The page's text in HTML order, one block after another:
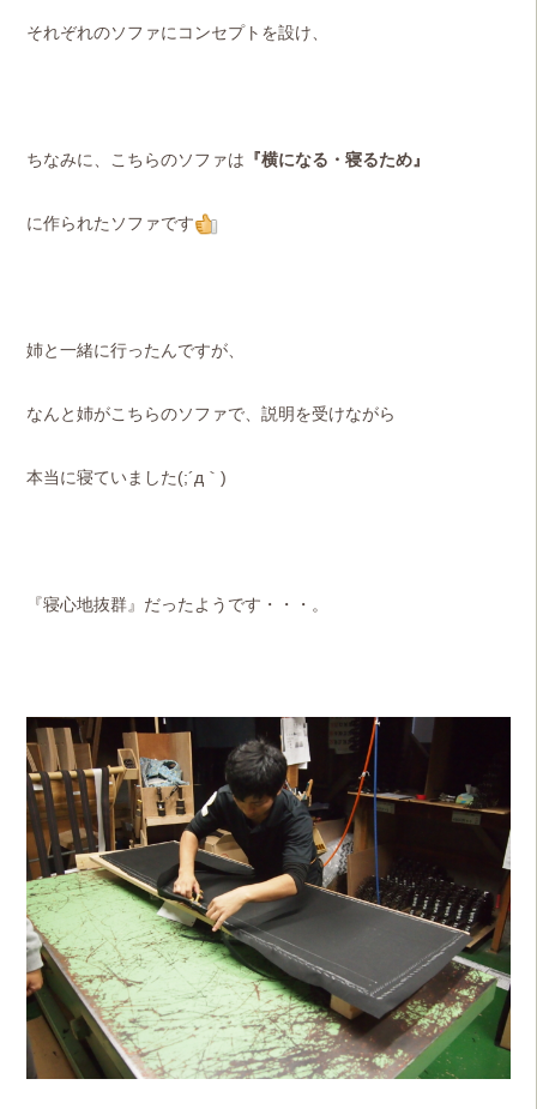
それぞれのソファにコンセプトを設け、
ちなみに、こちらのソファは 『横になる・寝るため』
に作られたソファです
姉と一緒に行ったんですが、
なんと姉がこちらのソファで、説明を受けながら
本当に寝ていました(;´д｀)
『寝心地抜群』だったようです・・・。